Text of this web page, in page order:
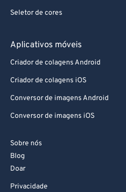
Seletor de cores
Aplicativos móveis
Criador de colagens Android
Criador de colagens iOS
Conversor de imagens Android
Conversor de imagens iOS
Sobre nós
Blog
Doar
Privacidade